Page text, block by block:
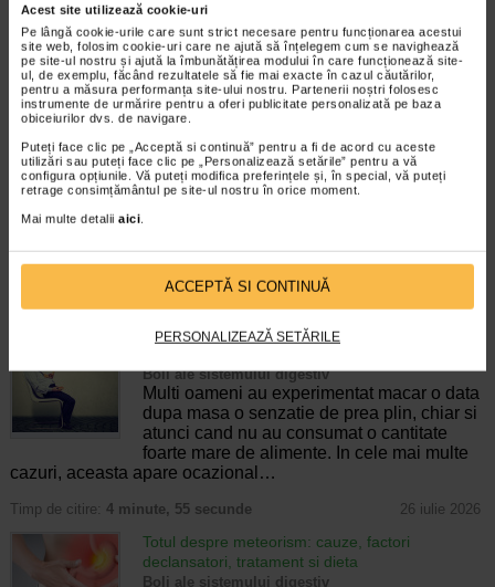
Acest site utilizează cookie-uri
Pe lângă cookie-urile care sunt strict necesare pentru funcționarea acestui
site web, folosim cookie-uri care ne ajută să înțelegem cum se navighează
pe site-ul nostru și ajută la îmbunătățirea modului în care funcționează site-
ul, de exemplu, făcând rezultatele să fie mai exacte în cazul căutărilor,
pentru a măsura performanța site-ului nostru. Partenerii noștri folosesc
instrumente de urmărire pentru a oferi publicitate personalizată pe baza
obiceiurilor dvs. de navigare.
Puteți face clic pe „Acceptă si continuă” pentru a fi de acord cu aceste
utilizări sau puteți face clic pe „Personalizează setările” pentru a vă
configura opțiunile. Vă puteți modifica preferințele și, în special, vă puteți
retrage consimțământul pe site-ul nostru în orice moment.
Mai multe detalii aici.
ACCEPTĂ SI CONTINUĂ
PERSONALIZEAZĂ SETĂRILE
capacitatea de a identifica si gestiona
propriile emotii, precum si emotiile celorlalti.
In general, se spune ca inteligenta
emotionala cuprinde cateva abilitati:…
Timp de citire:4 minute, 39 secunde 6 august 2026
Enurezis: cauze, factori declansatori si solutii
Sistem urinar
Enurezisul este termenul medical pentru
timpul somnului. Este o afectiune frecventa
Enurezisul este considerat…
Senzatia de prea plin: cand indica o afectiune si
Boli ale sistemului digestiv
Multi oameni au experimentat macar o data
dupa masa o senzatie de prea plin, chiar si
atunci cand nu au consumat o cantitate
foarte mare de alimente. In cele mai multe
cazuri, aceasta apare ocazional…
Timp de citire: 4 minute, 55 secunde 26 iulie 2026
Totul despre meteorism: cauze, factori
declansatori, tratament si dieta
Boli ale sistemului digestiv